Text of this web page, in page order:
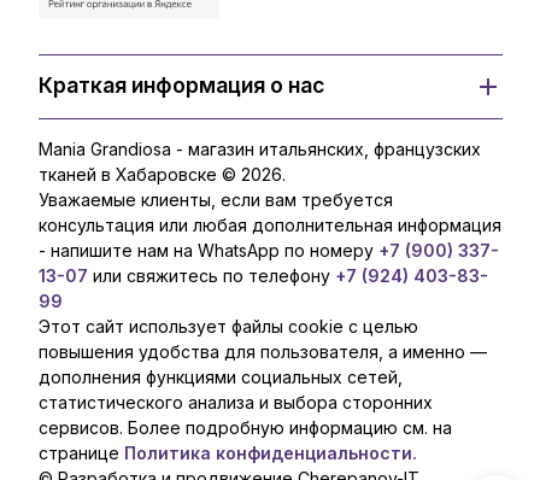
Краткая информация о нас
Mania Grandiosa - магазин итальянских, французских
тканей в Хабаровске © 2026.
Уважаемые клиенты, если вам требуется
консультация или любая дополнительная информация
- напишите нам на WhatsApp по номеру +7 (900) 337-
13-07 или свяжитесь по телефону +7 (924) 403-83-
99
Этот сайт использует файлы cookie с целью
повышения удобства для пользователя, а именно —
дополнения функциями социальных сетей,
статистического анализа и выбора сторонних
сервисов. Более подробную информацию см. на
странице Политика конфиденциальности.